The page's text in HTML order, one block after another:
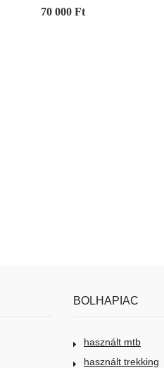
70 000 Ft
BOLHAPIAC
használt mtb
használt trekking